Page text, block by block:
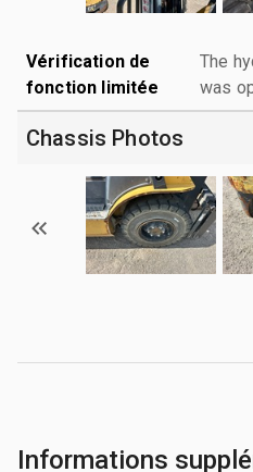
Vérification de
fonction limitée
The
was
Chassis Photos
Informations